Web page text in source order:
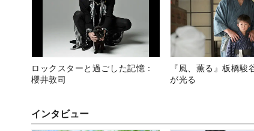
ロックスターと過ごした記憶：
櫻井敦司
『風、薫る』板橋駿
が光る
インタビュー